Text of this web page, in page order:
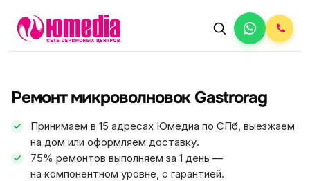
Ремонт микроволновок Gastrorag
Принимаем в 15 адресах Юмедиа по СПб, выезжаем
на дом или оформляем доставку.
75% ремонтов выполняем за 1 день —
на компонентном уровне, с гарантией.
ФИКС ЦЕНА 5.0
АВТОРИЗОВАННЫЙ СЕРВИС